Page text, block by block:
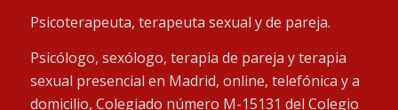
Psicoterapeuta, terapeuta sexual y de pareja.
Psicólogo, sexólogo, terapia de pareja y terapia
sexual presencial en Madrid, online, telefónica y a
domicilio, Colegiado número M-15131 del Colegio